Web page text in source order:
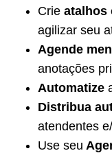
Crie atalhos
agilizar seu
Agende
anotações
Automatize
Distribua
atendentes
Use seu